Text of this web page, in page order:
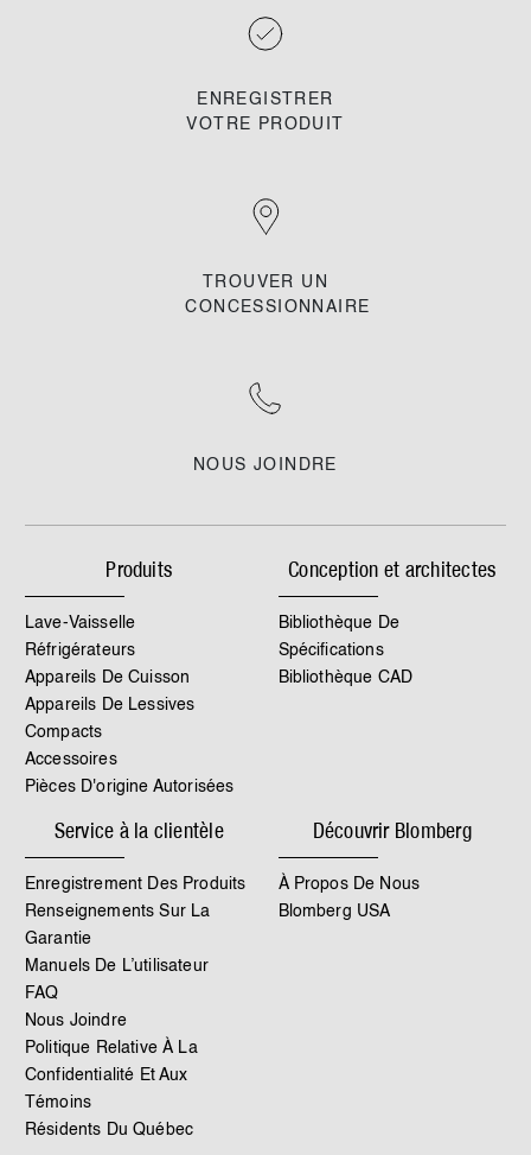
ENREGISTRER
VOTRE PRODUIT
TROUVER UN
CONCESSIONNAIRE
NOUS JOINDRE
Produits
Lave-Vaisselle
Réfrigérateurs
Appareils De Cuisson
Appareils De Lessives
Compacts
Accessoires
Pièces D'origine Autorisées
Conception et architectes
Bibliothèque De
Spécifications
Bibliothèque CAD
Service à la clientèle
Enregistrement Des Produits
Renseignements Sur La
Garantie
Manuels De L’utilisateur
FAQ
Nous Joindre
Politique Relative À La
Confidentialité Et Aux
Témoins
Résidents Du Québec
Découvrir Blomberg
À Propos De Nous
Blomberg USA